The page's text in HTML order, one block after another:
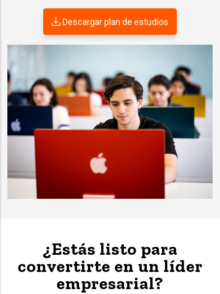
Descargar plan de estudios
¿Estás listo para
convertirte en un líder
empresarial?